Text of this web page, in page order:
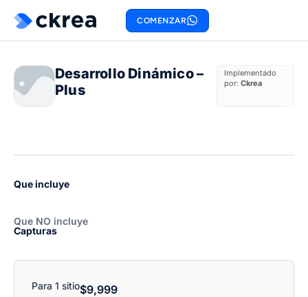
COMENZAR
Desarrollo Dinámico –
Plus
Implementado
por:Ckrea
Que incluye
Que NO incluye
Capturas
Para 1 sitio$9,999